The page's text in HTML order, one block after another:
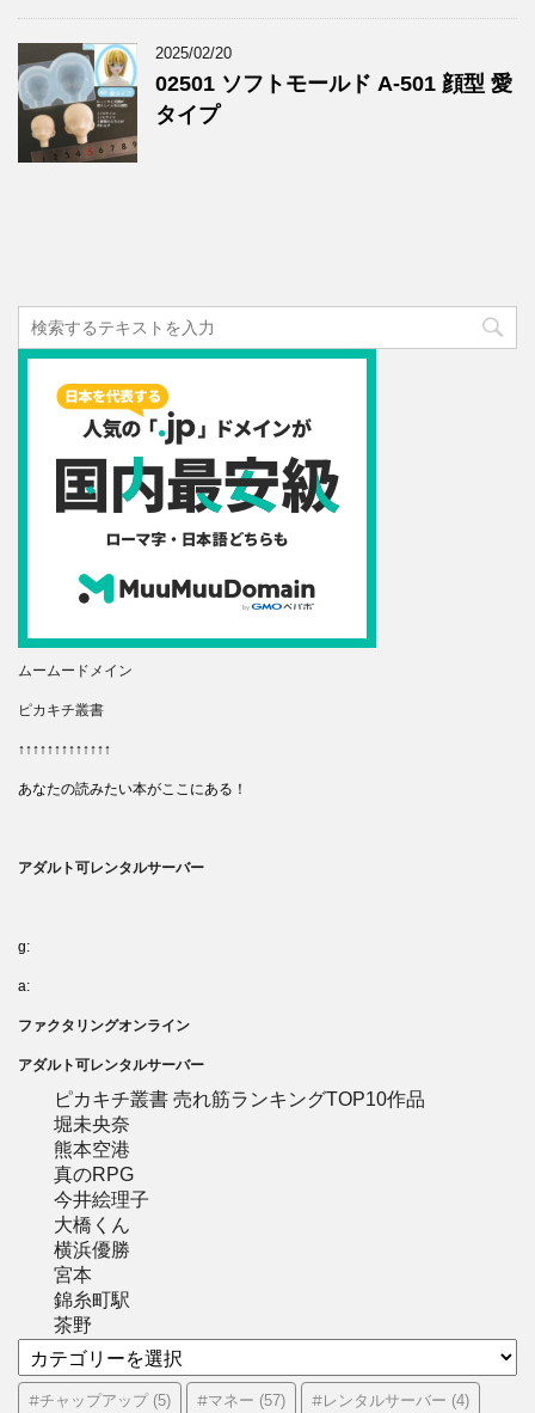
2025/02/20
02501 ソフトモールド A-501 顔型 愛
タイプ
ムームードメイン
ピカキチ叢書
↑↑↑↑↑↑↑↑↑↑↑↑↑
あなたの読みたい本がここにある！
アダルト可レンタルサーバー
g:
a:
ファクタリングオンライン
アダルト可レンタルサーバー
ピカキチ叢書 売れ筋ランキングTOP10作品
堀未央奈
熊本空港
真のRPG
今井絵理子
大橋くん
横浜優勝
宮本
錦糸町駅
茶野
テ
ゴ
#チャップアップ(5) #マネー (57) #レンタルサーバー (4)